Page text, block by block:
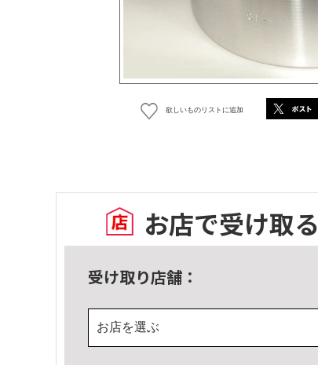
欲しいものリストに追加
お店で受け取る
受け取り店舗：
お店を選ぶ